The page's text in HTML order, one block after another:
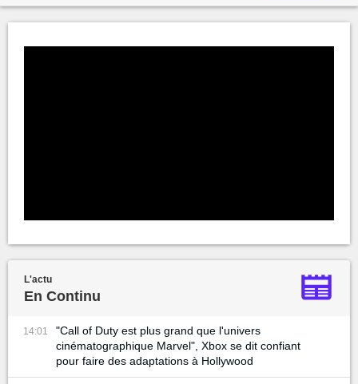
L'actu
En Continu
14:01
"Call of Duty est plus grand que l'univers
cinématographique Marvel", Xbox se dit confiant
pour faire des adaptations à Hollywood